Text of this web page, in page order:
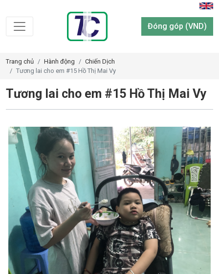
Đóng góp (VND)
Trang chủ Hành động
Chiến Dịch
Tương lai cho em #15 Hồ Thị Mai Vy
Tương lai cho em #15 Hồ Thị Mai Vy